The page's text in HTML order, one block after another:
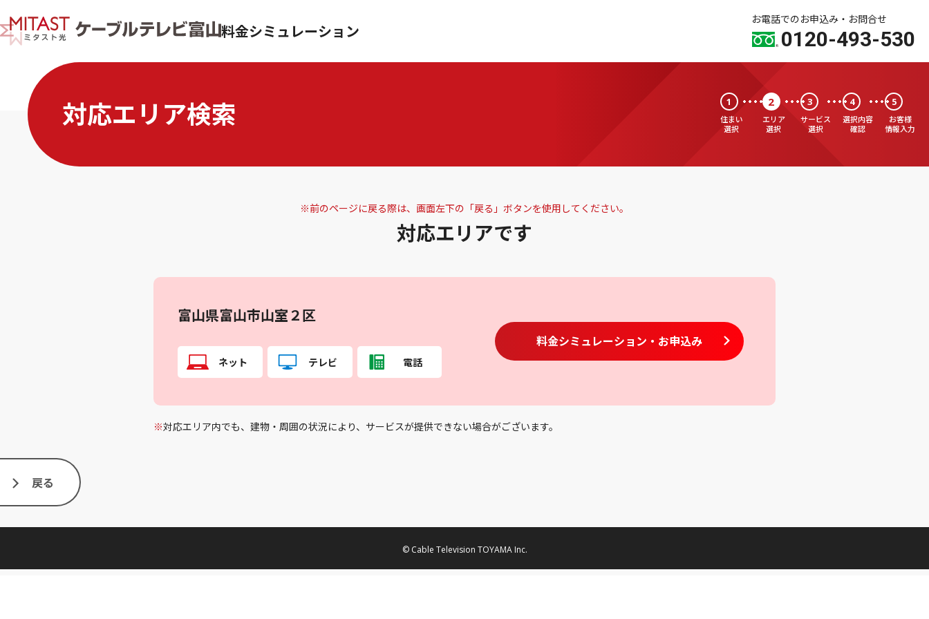
料金シミュレーション
お電話でのお申込み・お問合せ
0120-493-530
対応エリア検索 1
住まい
選択
2
エリア
選択
3
サービス
選択
4
選択内容
確認
5
お客様
情報入力
※前のページに戻る際は、画面左下の「戻る」ボタンを使用してください。
対応エリアです
富山県富山市山室２区
ネット テレビ 電話
料金シミュレーション ・お申込み
※対応エリア内でも、建物・周囲の状況により、サービスが提供できない場合がございます。
戻る
© Cable Television TOYAMA Inc.